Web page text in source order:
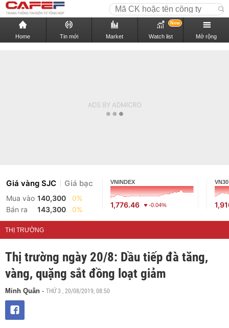
Home Tin mới Market Watch list
New
Mở rộng
Giá vàng SJC Giá bạc
Mua vào 140,300
0%
Bán ra
143,300 0%
VNINDEX
1,776.46 -0.04%
VN30
THỊ TRƯỜNG
Thị trường ngày 20/8: Dầu tiếp đà tăng,
vàng, quặng sắt đồng loạt giảm
Minh Quân - THỨ 3 , 20/08/2019, 08:50